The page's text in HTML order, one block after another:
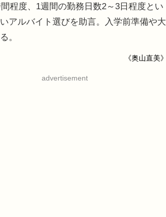
程度、1週間の勤務日数2～3日程度とい
アルバイト選びを助言。入学前準備や大
。
《奥山直美》
advertisement